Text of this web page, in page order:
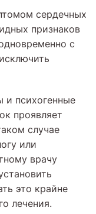
сердечных
признаков
с
психогенные
проявляет
случае
или
врачу
это крайне
лечения.